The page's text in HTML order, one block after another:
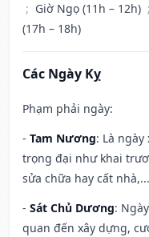
; Giờ Ngọ (11h – 12h) ;
(17h – 18h)
Các Ngày Kỵ
Phạm phải ngày:
- Tam Nương: Là
trọng đại như khai
sửa chữa hay cất nhà,...
- Sát Chủ Dương:
quan đến xây dựng,